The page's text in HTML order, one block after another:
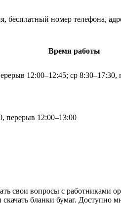
номер телефона,
Время работы
12:00–12:45; ср
перерыв 12:00–13:00
свои вопросы с
бланки бумаг.